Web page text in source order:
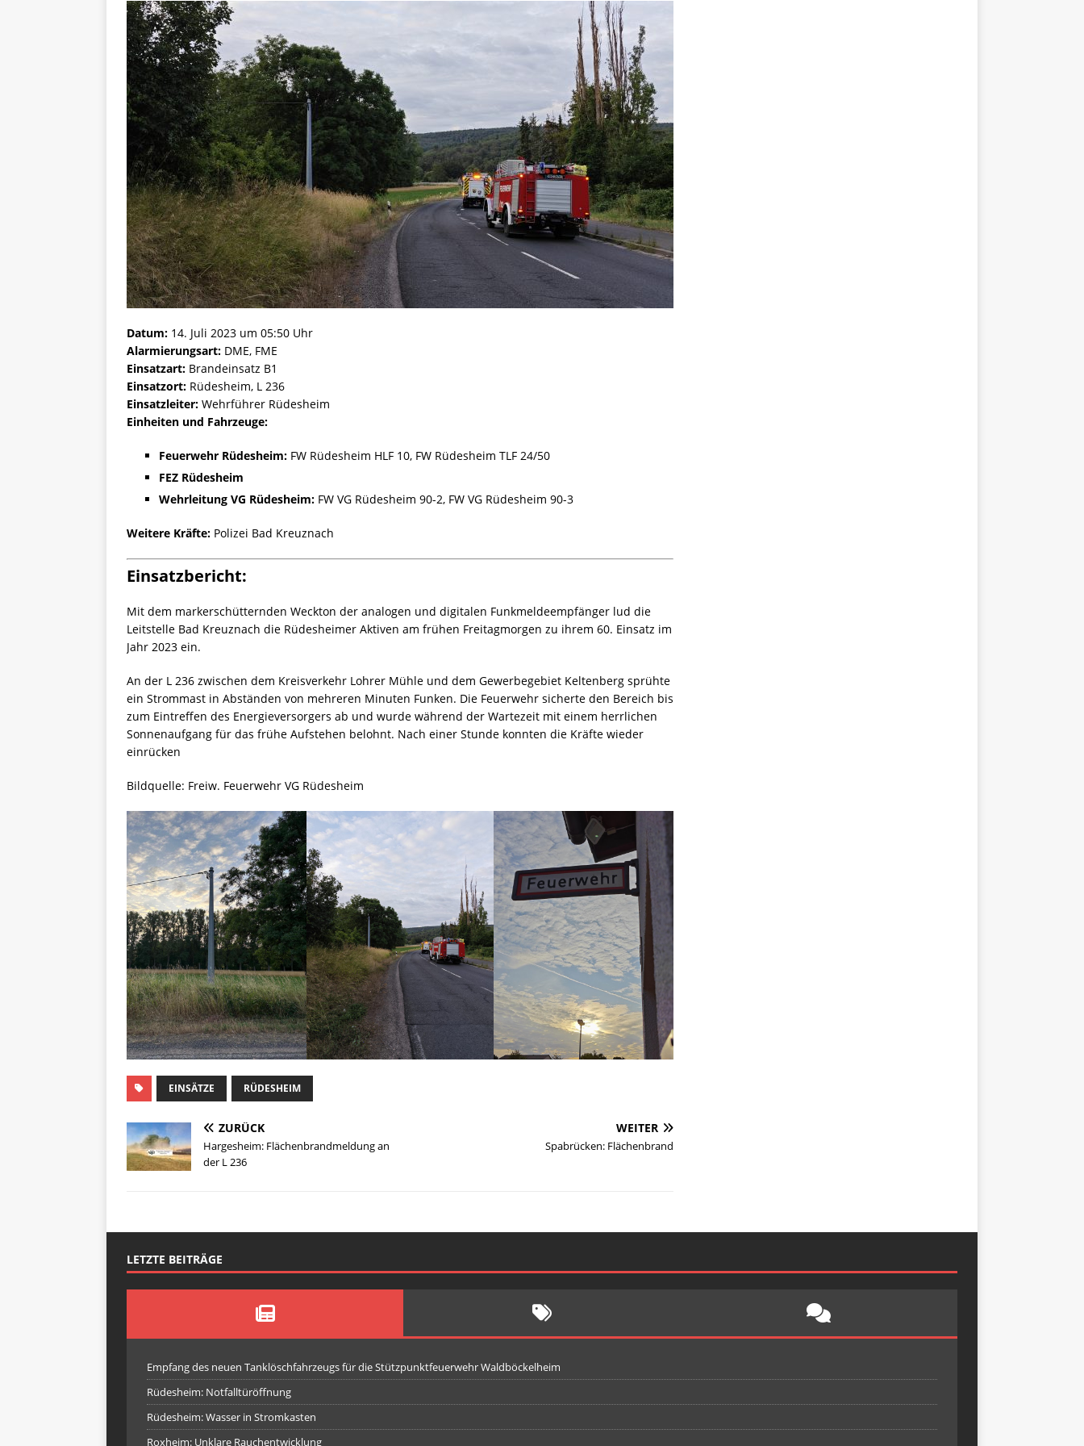
Datum: 14. Juli 2023 um 05:50 Uhr
Alarmierungsart: DME, FME
Einsatzart: Brandeinsatz B1
Einsatzort: Rüdesheim, L 236
Einsatzleiter: Wehrführer Rüdesheim
Einheiten und Fahrzeuge:
Feuerwehr Rüdesheim: FW Rüdesheim HLF 10, FW Rüdesheim TLF 24/50
FEZ Rüdesheim
Wehrleitung VG Rüdesheim: FW VG Rüdesheim 90-2, FW VG Rüdesheim 90-3
Weitere Kräfte: Polizei Bad Kreuznach
Einsatzbericht:
Mit dem markerschütternden Weckton der analogen und digitalen Funkmeldeempfänger lud die
Leitstelle Bad Kreuznach die Rüdesheimer Aktiven am frühen Freitagmorgen zu ihrem 60. Einsatz im
Jahr 2023 ein.
An der L 236 zwischen dem Kreisverkehr Lohrer Mühle und dem Gewerbegebiet Keltenberg sprühte
ein Strommast in Abständen von mehreren Minuten Funken. Die Feuerwehr sicherte den Bereich bis
zum Eintreffen des Energieversorgers ab und wurde während der Wartezeit mit einem herrlichen
Sonnenaufgang für das frühe Aufstehen belohnt. Nach einer Stunde konnten die Kräfte wieder
einrücken
Bildquelle: Freiw. Feuerwehr VG Rüdesheim
EINSÄTZE RÜDESHEIM
ZURÜCK
Hargesheim: Flächenbrandmeldung an
der L 236
WEITER
Spabrücken: Flächenbrand
LETZTE BEITRÄGE
Empfang des neuen Tanklöschfahrzeugs für die Stützpunktfeuerwehr Waldböckelheim
Rüdesheim: Notfalltüröffnung
Rüdesheim: Wasser in Stromkasten
Roxheim: Unklare Rauchentwicklung